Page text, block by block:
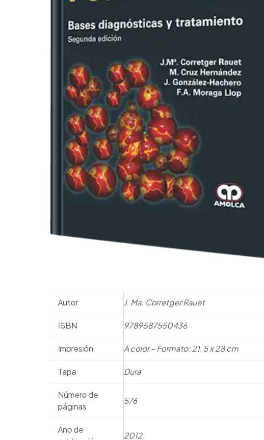
Autor J. Ma. Corretger Rauet
ISBN 9789587550436
Impresión A color – Formato: 21, 5 x 28 cm
Tapa Dura
Número de
páginas
576
Año de
2012